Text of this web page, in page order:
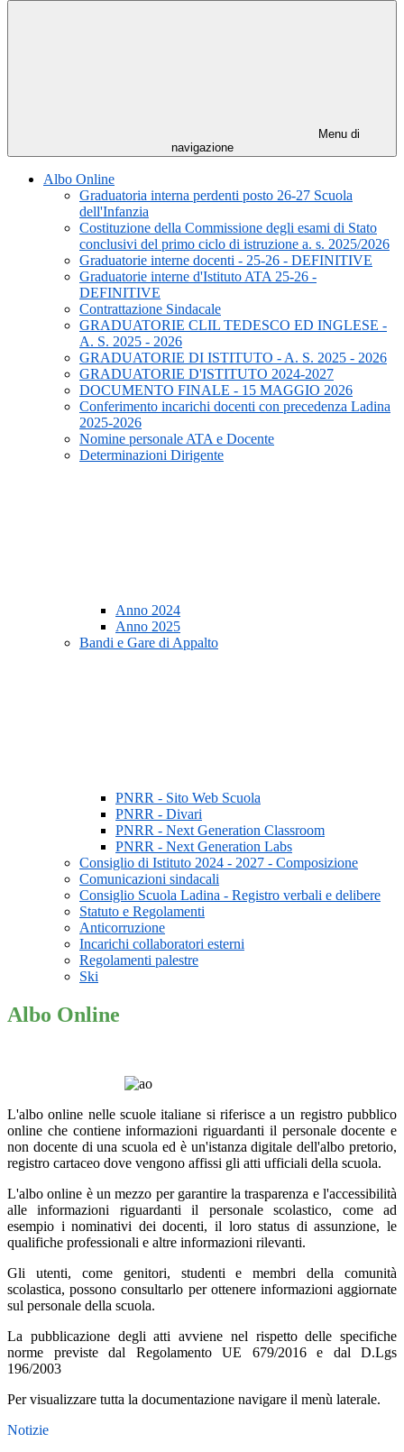
Menu di
navigazione
Albo Online
Graduatoria interna perdenti posto 26-27 Scuola
dell'Infanzia
Costituzione della Commissione degli esami di Stato
conclusivi del primo ciclo di istruzione a. s. 2025/2026
Graduatorie interne docenti - 25-26 - DEFINITIVE
Graduatorie interne d'Istituto ATA 25-26 -
DEFINITIVE
Contrattazione Sindacale
GRADUATORIE CLIL TEDESCO ED INGLESE -
A. S. 2025 - 2026
GRADUATORIE DI ISTITUTO - A. S. 2025 - 2026
GRADUATORIE D'ISTITUTO 2024-2027
DOCUMENTO FINALE - 15 MAGGIO 2026
Conferimento incarichi docenti con precedenza Ladina
2025-2026
Nomine personale ATA e Docente
Determinazioni Dirigente
Anno 2024
Anno 2025
Bandi e Gare di Appalto
PNRR - Sito Web Scuola
PNRR - Divari
PNRR - Next Generation Classroom
PNRR - Next Generation Labs
Consiglio di Istituto 2024 - 2027 - Composizione
Comunicazioni sindacali
Consiglio Scuola Ladina - Registro verbali e delibere
Statuto e Regolamenti
Anticorruzione
Incarichi collaboratori esterni
Regolamenti palestre
Ski
Albo Online
L'albo online nelle scuole italiane si riferisce a un registro pubblico
online che contiene informazioni riguardanti il personale docente e
non docente di una scuola ed èun'istanza digitale dell'albo pretorio,
registro cartaceo dove vengono affissi gli atti ufficiali della scuola.
L'albo online è un mezzo per garantire la trasparenza e l'accessibilità
alle informazioni riguardanti il personale scolastico, come ad
esempio i nominativi dei docenti, il loro status di assunzione, le
qualifiche professionali e altre informazioni rilevanti.
Gli utenti, come genitori, studenti e membri della comunità
scolastica, possono consultarlo per ottenere informazioni aggiornate
sul personale della scuola.
La pubblicazione degli atti avviene nel rispetto delle specifiche
norme previste dal Regolamento UE 679/2016 e dal D.Lgs
196/2003
Per visualizzare tutta la documentazione navigare il menù laterale.
Notizie